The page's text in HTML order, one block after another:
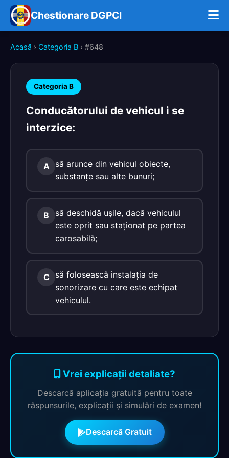
Chestionare DGPCI
Acasă › Categoria B › #648
Categoria B
Conducătorului de vehicul i se
interzice:
A
să arunce din vehicul obiecte,
substanțe sau alte bunuri;
B
să deschidă ușile, dacă vehiculul
este oprit sau staționat pe partea
carosabilă;
C
să folosească instalația de
sonorizare cu care este echipat
vehiculul.
Vrei explicații detaliate?
Descarcă aplicația gratuită pentru toate
răspunsurile, explicații și simulări de examen!
Descarcă Gratuit